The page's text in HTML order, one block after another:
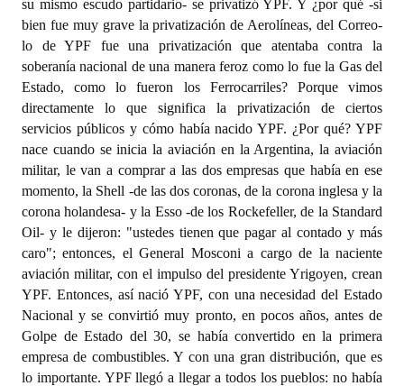
su mismo escudo partidario- se privatizó YPF. Y ¿por qué -si
bien fue muy grave la privatización de Aerolíneas, del Correo-
lo de YPF fue una privatización que atentaba contra la
soberanía nacional de una manera feroz como lo fue la Gas del
Estado, como lo fueron los Ferrocarriles? Porque vimos
directamente lo que significa la privatización de ciertos
servicios públicos y cómo había nacido YPF. ¿Por qué? YPF
nace cuando se inicia la aviación en la Argentina, la aviación
militar, le van a comprar a las dos empresas que había en ese
momento, la Shell -de las dos coronas, de la corona inglesa y la
corona holandesa- y la Esso -de los Rockefeller, de la Standard
Oil- y le dijeron: "ustedes tienen que pagar al contado y más
caro"; entonces, el General Mosconi a cargo de la naciente
aviación militar, con el impulso del presidente Yrigoyen, crean
YPF. Entonces, así nació YPF, con una necesidad del Estado
Nacional y se convirtió muy pronto, en pocos años, antes de
Golpe de Estado del 30, se había convertido en la primera
empresa de combustibles. Y con una gran distribución, que es
lo importante. YPF llegó a llegar a todos los pueblos: no había